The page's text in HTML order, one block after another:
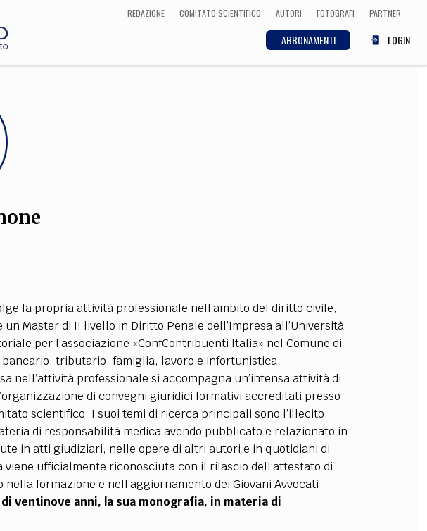
REDAZIONE COMITATO SCIENTIFICO AUTORI FOTOGRAFI PARTNER
ABBONAMENTI LOGIN
FOTOGRAFI PARTNER COLLABORA CON NOI
PUBBLICITÀ CONTATTI
la propria attività professionale nell’ambito del diritto civile,
Master di II livello in Diritto Penale dell’Impresa all’Università
per l’associazione «ConfContribuenti Italia» nel Comune di
tributario, famiglia, lavoro e infortunistica,
nell’attività professionale si accompagna un’intensa attività di
di convegni giuridici formativi accreditati presso
scientifico. I suoi temi di ricerca principali sono l’illecito
di responsabilità medica avendo pubblicato e relazionato in
in atti giudiziari, nelle opere di altri autori e in quotidiani di
ufficialmente riconosciuta con il rilascio dell’attestato di
formazione e nell’aggiornamento dei Giovani Avvocati
ventinove anni, la sua monografia, in materia di